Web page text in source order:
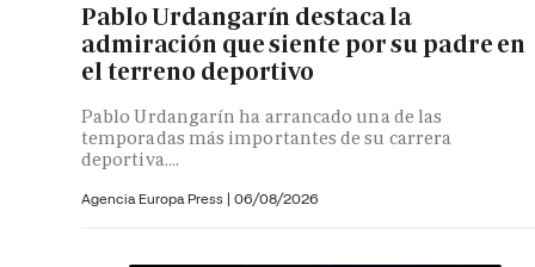
Pablo Urdangarín destaca la
admiración que siente por su padre en
el terreno deportivo
Pablo Urdangarín ha arrancado una de las
temporadas más importantes de su carrera
deportiva....
Agencia Europa Press | 06/08/2026